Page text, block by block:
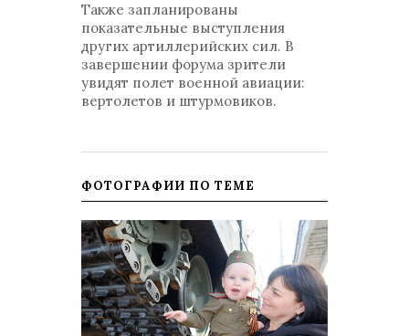
Также запланированы
показательные выступления
других артиллерийских сил. В
завершении форума зрители
увидят полет военной авиации:
вертолетов и штурмовиков.
ФОТОГРАФИИ ПО ТЕМЕ